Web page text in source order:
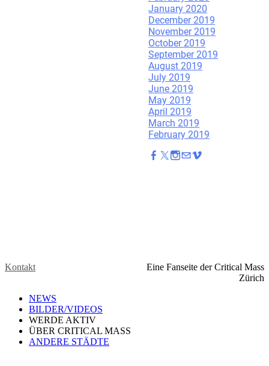
January 2020
December 2019
November 2019
October 2019
September 2019
August 2019
July 2019
June 2019
May 2019
April 2019
March 2019
February 2019
Kontakt
Eine Fanseite der Critical Mass
Zürich
NEWS
BILDER/VIDEOS
WERDE AKTIV
ÜBER CRITICAL MASS
ANDERE STÄDTE